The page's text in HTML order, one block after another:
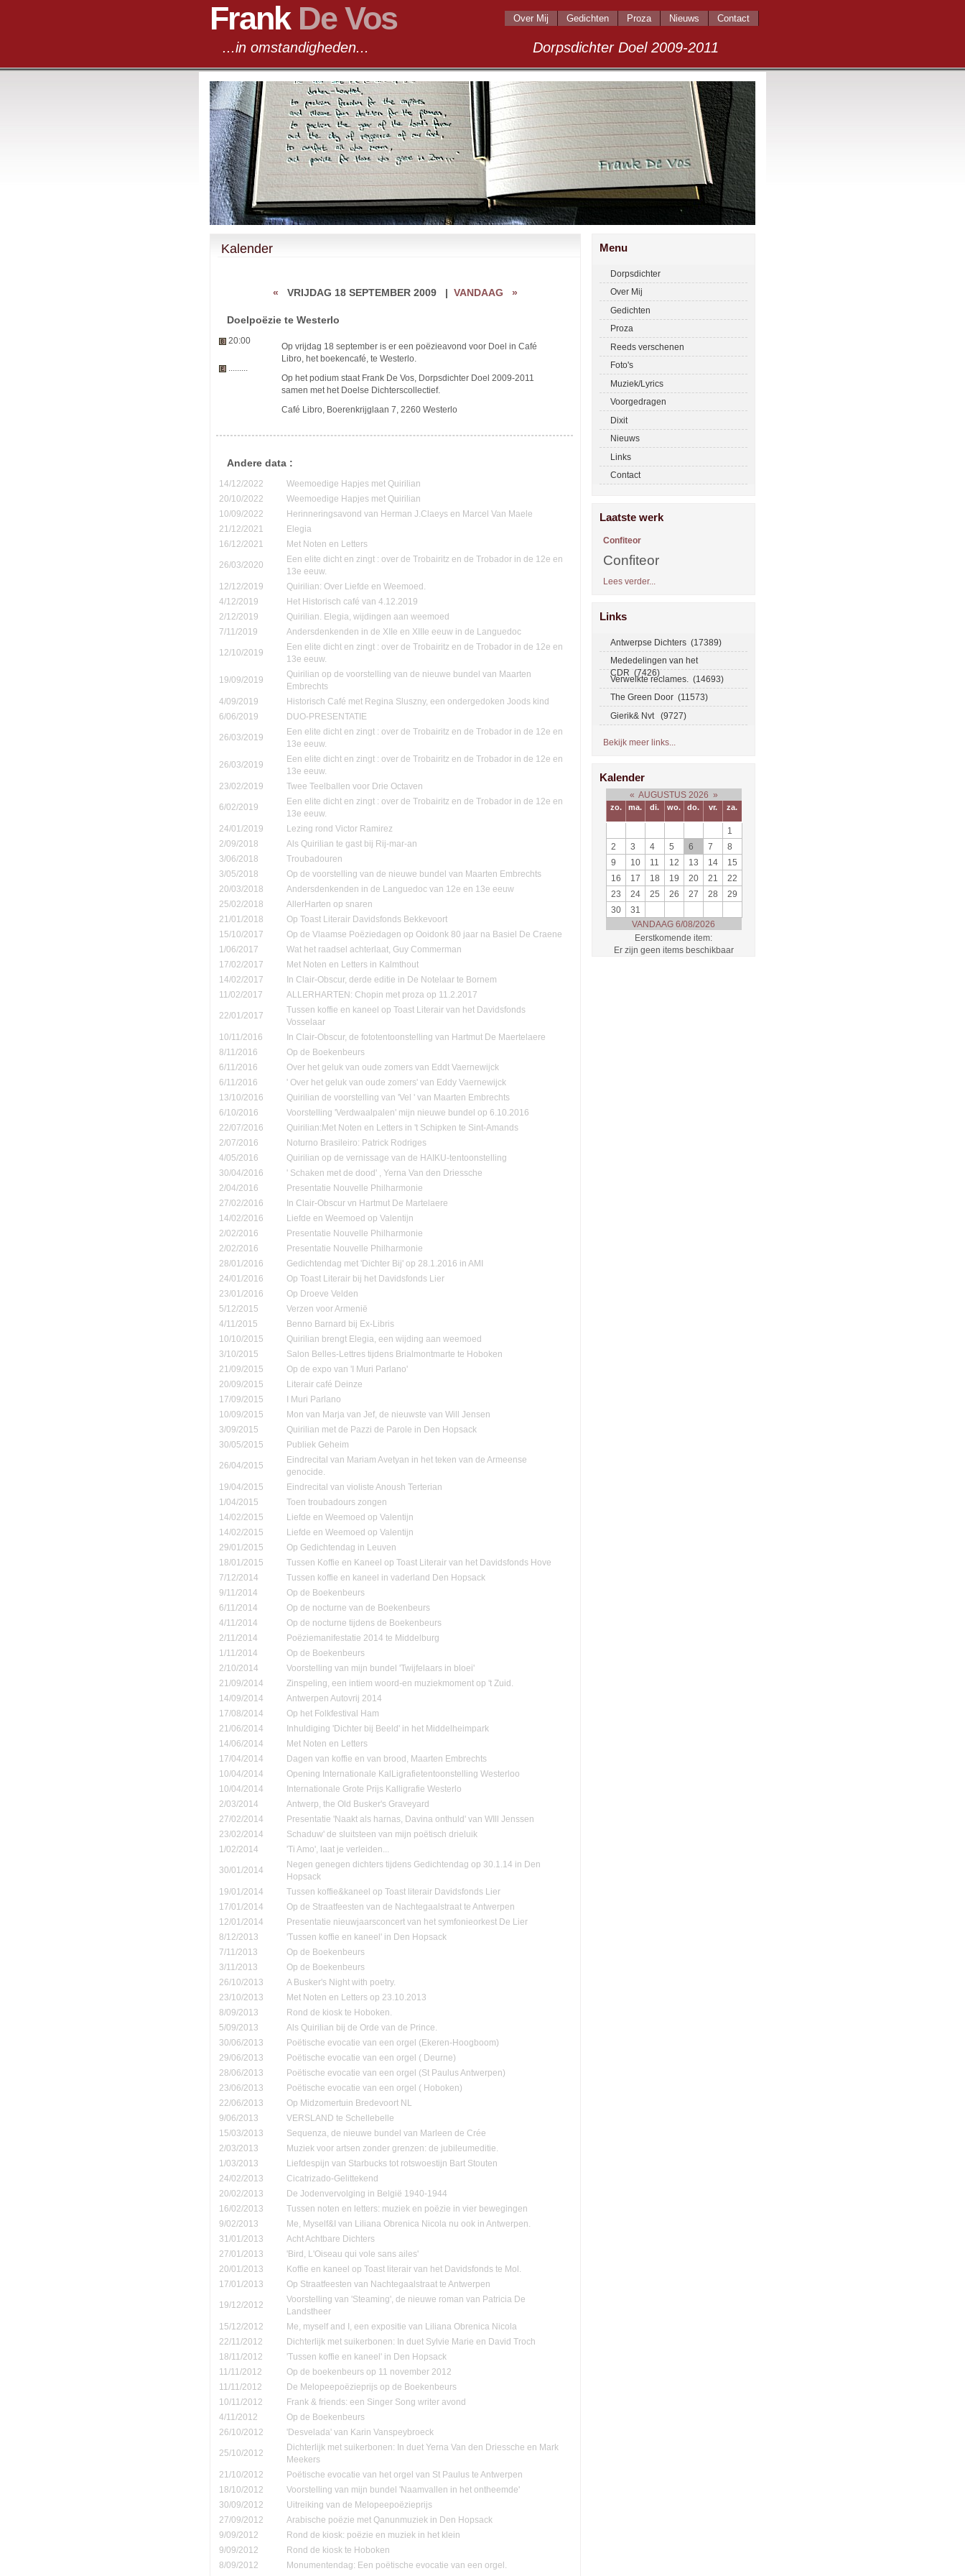
Frank De Vos
...in omstandigheden... Dorpsdichter Doel 2009-2011
Over Mij Gedichten Proza Nieuws Contact
Kalender
« VRIJDAG 18 SEPTEMBER 2009 | VANDAAG »
Doelpoëzie te Westerlo
20:00
Op vrijdag 18 september is er een poëzieavond voor Doel in Café
Libro, het boekencafé, te Westerlo.
Op het podium staat Frank De Vos, Dorpsdichter Doel 2009-2011
samen met het Doelse Dichterscollectief.
Café Libro, Boerenkrijglaan 7, 2260 Westerlo
Andere data :
14/12/2022
Weemoedige Hapjes met Quirilian
20/10/2022
Weemoedige Hapjes met Quirilian
10/09/2022
Herinneringsavond van Herman J.Claeys en Marcel Van Maele
21/12/2021
Elegia
16/12/2021
Met Noten en Letters
26/03/2020
Een elite dicht en zingt : over de Trobairitz en de Trobador in de 12e en
13e eeuw.
12/12/2019
Quirilian: Over Liefde en Weemoed.
4/12/2019
Het Historisch café van 4.12.2019
2/12/2019
Quirilian. Elegia, wijdingen aan weemoed
7/11/2019
Andersdenkenden in de XIIe en XIIIe eeuw in de Languedoc
12/10/2019
Een elite dicht en zingt : over de Trobairitz en de Trobador in de 12e en
13e eeuw.
19/09/2019
Quirilian op de voorstelling van de nieuwe bundel van Maarten
Embrechts
4/09/2019
Historisch Café met Regina Sluszny, een ondergedoken Joods kind
6/06/2019
DUO-PRESENTATIE
26/03/2019
Een elite dicht en zingt : over de Trobairitz en de Trobador in de 12e en
13e eeuw.
26/03/2019
Een elite dicht en zingt : over de Trobairitz en de Trobador in de 12e en
13e eeuw.
23/02/2019
Twee Teelballen voor Drie Octaven
6/02/2019
Een elite dicht en zingt : over de Trobairitz en de Trobador in de 12e en
13e eeuw.
24/01/2019
Lezing rond Victor Ramirez
2/09/2018
Als Quirilian te gast bij Rij-mar-an
3/06/2018
Troubadouren
3/05/2018
Op de voorstelling van de nieuwe bundel van Maarten Embrechts
20/03/2018
Andersdenkenden in de Languedoc van 12e en 13e eeuw
25/02/2018
AllerHarten op snaren
21/01/2018
Op Toast Literair Davidsfonds Bekkevoort
15/10/2017
Op de Vlaamse Poëziedagen op Ooidonk 80 jaar na Basiel De Craene
1/06/2017
Wat het raadsel achterlaat, Guy Commerman
17/02/2017
Met Noten en Letters in Kalmthout
14/02/2017
In Clair-Obscur, derde editie in De Notelaar te Bornem
11/02/2017
ALLERHARTEN: Chopin met proza op 11.2.2017
22/01/2017
Tussen koffie en kaneel op Toast Literair van het Davidsfonds
Vosselaar
10/11/2016
In Clair-Obscur, de fototentoonstelling van Hartmut De Maertelaere
8/11/2016
Op de Boekenbeurs
6/11/2016
Over het geluk van oude zomers van Eddt Vaernewijck
6/11/2016
' Over het geluk van oude zomers' van Eddy Vaernewijck
13/10/2016
Quirilian de voorstelling van 'Vel ' van Maarten Embrechts
6/10/2016
Voorstelling 'Verdwaalpalen' mijn nieuwe bundel op 6.10.2016
22/07/2016
Quirilian:Met Noten en Letters in 't Schipken te Sint-Amands
2/07/2016
Noturno Brasileiro: Patrick Rodriges
4/05/2016
Quirilian op de vernissage van de HAIKU-tentoonstelling
30/04/2016
' Schaken met de dood' , Yerna Van den Driessche
2/04/2016
Presentatie Nouvelle Philharmonie
27/02/2016
In Clair-Obscur vn Hartmut De Martelaere
14/02/2016
Liefde en Weemoed op Valentijn
2/02/2016
Presentatie Nouvelle Philharmonie
2/02/2016
Presentatie Nouvelle Philharmonie
28/01/2016
Gedichtendag met 'Dichter Bij' op 28.1.2016 in AMI
24/01/2016
Op Toast Literair bij het Davidsfonds Lier
23/01/2016
Op Droeve Velden
5/12/2015
Verzen voor Armenië
4/11/2015
Benno Barnard bij Ex-Libris
10/10/2015
Quirilian brengt Elegia, een wijding aan weemoed
3/10/2015
Salon Belles-Lettres tijdens Brialmontmarte te Hoboken
21/09/2015
Op de expo van 'I Muri Parlano'
20/09/2015
Literair café Deinze
17/09/2015
I Muri Parlano
10/09/2015
Mon van Marja van Jef, de nieuwste van Will Jensen
3/09/2015
Quirilian met de Pazzi de Parole in Den Hopsack
30/05/2015
Publiek Geheim
26/04/2015
Eindrecital van Mariam Avetyan in het teken van de Armeense
genocide.
19/04/2015
Eindrecital van violiste Anoush Terterian
1/04/2015
Toen troubadours zongen
14/02/2015
Liefde en Weemoed op Valentijn
14/02/2015
Liefde en Weemoed op Valentijn
29/01/2015
Op Gedichtendag in Leuven
18/01/2015
Tussen Koffie en Kaneel op Toast Literair van het Davidsfonds Hove
7/12/2014
Tussen koffie en kaneel in vaderland Den Hopsack
9/11/2014
Op de Boekenbeurs
6/11/2014
Op de nocturne van de Boekenbeurs
4/11/2014
Op de nocturne tijdens de Boekenbeurs
2/11/2014
Poëziemanifestatie 2014 te Middelburg
1/11/2014
Op de Boekenbeurs
2/10/2014
Voorstelling van mijn bundel 'Twijfelaars in bloei'
21/09/2014
Zinspeling, een intiem woord-en muziekmoment op 't Zuid.
14/09/2014
Antwerpen Autovrij 2014
17/08/2014
Op het Folkfestival Ham
21/06/2014
Inhuldiging 'Dichter bij Beeld' in het Middelheimpark
14/06/2014
Met Noten en Letters
17/04/2014
Dagen van koffie en van brood, Maarten Embrechts
10/04/2014
Opening Internationale KalLigrafietentoonstelling Westerloo
10/04/2014
Internationale Grote Prijs Kalligrafie Westerlo
2/03/2014
Antwerp, the Old Busker's Graveyard
27/02/2014
Presentatie 'Naakt als harnas, Davina onthuld' van WIll Jenssen
23/02/2014
Schaduw' de sluitsteen van mijn poëtisch drieluik
1/02/2014
'Ti Amo', laat je verleiden...
30/01/2014
Negen genegen dichters tijdens Gedichtendag op 30.1.14 in Den
Hopsack
19/01/2014
Tussen koffie&kaneel op Toast literair Davidsfonds Lier
17/01/2014
Op de Straatfeesten van de Nachtegaalstraat te Antwerpen
12/01/2014
Presentatie nieuwjaarsconcert van het symfonieorkest De Lier
8/12/2013
'Tussen koffie en kaneel' in Den Hopsack
7/11/2013
Op de Boekenbeurs
3/11/2013
Op de Boekenbeurs
26/10/2013
A Busker's Night with poetry.
23/10/2013
Met Noten en Letters op 23.10.2013
8/09/2013
Rond de kiosk te Hoboken.
5/09/2013
Als Quirilian bij de Orde van de Prince.
30/06/2013
Poëtische evocatie van een orgel (Ekeren-Hoogboom)
29/06/2013
Poëtische evocatie van een orgel ( Deurne)
28/06/2013
Poëtische evocatie van een orgel (St Paulus Antwerpen)
23/06/2013
Poëtische evocatie van een orgel ( Hoboken)
22/06/2013
Op Midzomertuin Bredevoort NL
9/06/2013
VERSLAND te Schellebelle
15/03/2013
Sequenza, de nieuwe bundel van Marleen de Crée
2/03/2013
Muziek voor artsen zonder grenzen: de jubileumeditie.
1/03/2013
Liefdespijn van Starbucks tot rotswoestijn Bart Stouten
24/02/2013
Cicatrizado-Gelittekend
20/02/2013
De Jodenvervolging in België 1940-1944
16/02/2013
Tussen noten en letters: muziek en poëzie in vier bewegingen
9/02/2013
Me, Myself&I van Liliana Obrenica Nicola nu ook in Antwerpen.
31/01/2013
Acht Achtbare Dichters
27/01/2013
'Bird, L'Oiseau qui vole sans ailes'
20/01/2013
Koffie en kaneel op Toast literair van het Davidsfonds te Mol.
17/01/2013
Op Straatfeesten van Nachtegaalstraat te Antwerpen
19/12/2012
Voorstelling van 'Steaming', de nieuwe roman van Patricia De
Landstheer
15/12/2012
Me, myself and I, een expositie van Liliana Obrenica Nicola
22/11/2012
Dichterlijk met suikerbonen: In duet Sylvie Marie en David Troch
18/11/2012
'Tussen koffie en kaneel' in Den Hopsack
11/11/2012
Op de boekenbeurs op 11 november 2012
11/11/2012
De Melopeepoëzieprijs op de Boekenbeurs
10/11/2012
Frank & friends: een Singer Song writer avond
4/11/2012
Op de Boekenbeurs
26/10/2012
'Desvelada' van Karin Vanspeybroeck
25/10/2012
Dichterlijk met suikerbonen: In duet Yerna Van den Driessche en Mark
Meekers
21/10/2012
Poëtische evocatie van het orgel van St Paulus te Antwerpen
18/10/2012
Voorstelling van mijn bundel 'Naamvallen in het ontheemde'
30/09/2012
Uitreiking van de Melopeepoëzieprijs
27/09/2012
Arabische poëzie met Qanunmuziek in Den Hopsack
9/09/2012
Rond de kiosk: poëzie en muziek in het klein
9/09/2012
Rond de kiosk te Hoboken
8/09/2012
Monumentendag: Een poëtische evocatie van een orgel.
Menu
Dorpsdichter
Over Mij
Gedichten
Proza
Reeds verschenen
Foto's
Muziek/Lyrics
Voorgedragen
Dixit
Nieuws
Links
Contact
Laatste werk
Confiteor
Confiteor
Lees verder...
Links
Antwerpse Dichters (17389)
Mededelingen van het
CDR (7426)
Verwelkte reclames. (14693)
The Green Door (11573)
Gierik& Nvt (9727)
Bekijk meer links...
Kalender
« AUGUSTUS 2026 »
zo. ma. di. wo. do. vr. za.
1
2
3 4 5 6 7
8
9
10 11 12 13 14
15
16
17 18 19 20 21
22
23
24 25 26 27 28
29
30
31
VANDAAG 6/08/2026
Eerstkomende item:
Er zijn geen items beschikbaar